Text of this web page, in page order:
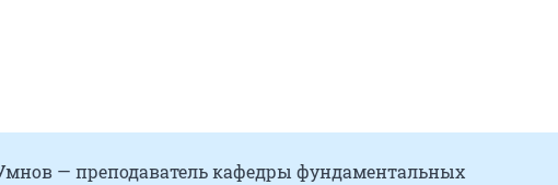
— преподаватель кафедры фундаментальных